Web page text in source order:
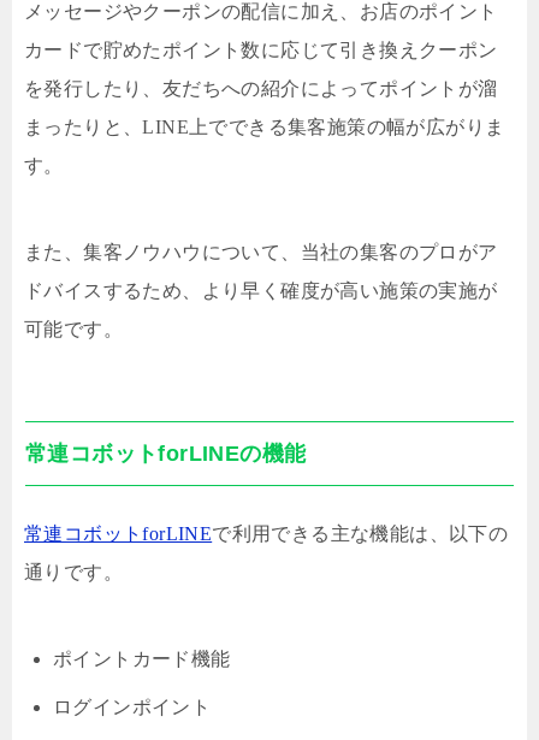
メッセージやクーポンの配信に加え、お店のポイント
カードで貯めたポイント数に応じて引き換えクーポン
を発行したり、友だちへの紹介によってポイントが溜
まったりと、LINE上でできる集客施策の幅が広がりま
す。
また、集客ノウハウについて、当社の集客のプロがア
ドバイスするため、より早く確度が高い施策の実施が
可能です。
常連コボットforLINEの機能
常連コボットforLINEで利用できる主な機能は、以下の
通りです。
ポイントカード機能
ログインポイント